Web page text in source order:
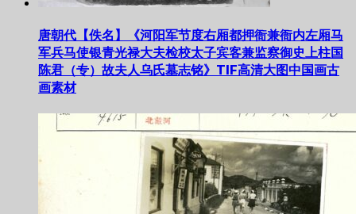
唐朝代【佚名】《河阳军节度右厢都押衙兼衙内左厢马
军兵马使银青光禄大夫检校太子宾客兼监察御史上柱国
陈君（专）故夫人乌氏墓志铭》TIF高清大图中国画古
画素材